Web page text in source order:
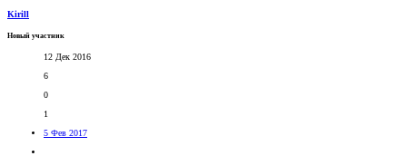
Kirill
Новый участник
12 Дек 2016
6
0
1
5 Фев 2017